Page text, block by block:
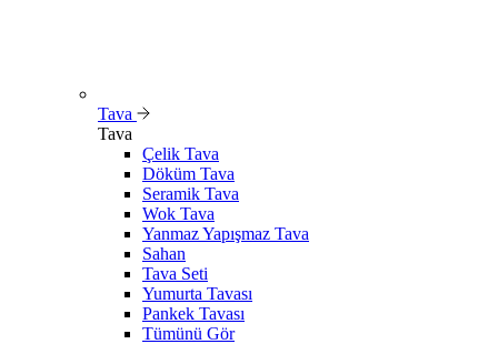
Tava
Tava
Çelik Tava
Döküm Tava
Seramik Tava
Wok Tava
Yanmaz Yapışmaz Tava
Sahan
Tava Seti
Yumurta Tavası
Pankek Tavası
Tümünü Gör